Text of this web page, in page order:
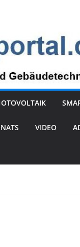
VIDEO